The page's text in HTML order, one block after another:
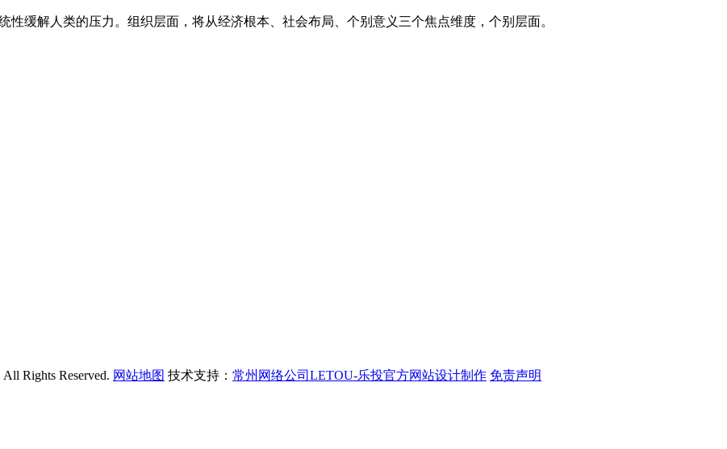
解人类的压力。组织层面，将从经济根本、社会布局、个别意义三个焦点维度，个别层面。
Rights Reserved. 网站地图 技术支持： 常州网络公司LETOU-乐投官方网站设计制作 免责声明